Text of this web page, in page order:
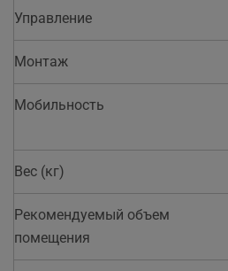
Управление
Монтаж
Мобильность
Вес (кг)
Рекомендуемый объем
помещения